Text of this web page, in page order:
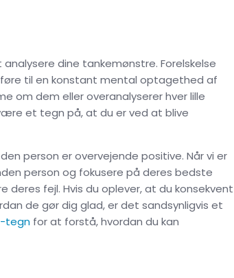
dine tankemønstre. Forelskelse
til en konstant mental optagethed af
om dem eller overanalyserer hver lille
et tegn på, at du er ved at blive
person er overvejende positive. Når vi er
person og fokusere på deres bedste
fejl. Hvis du oplever, at du konsekvent
de gør dig glad, er det sandsynligvis et
tegn for at forstå, hvordan du kan